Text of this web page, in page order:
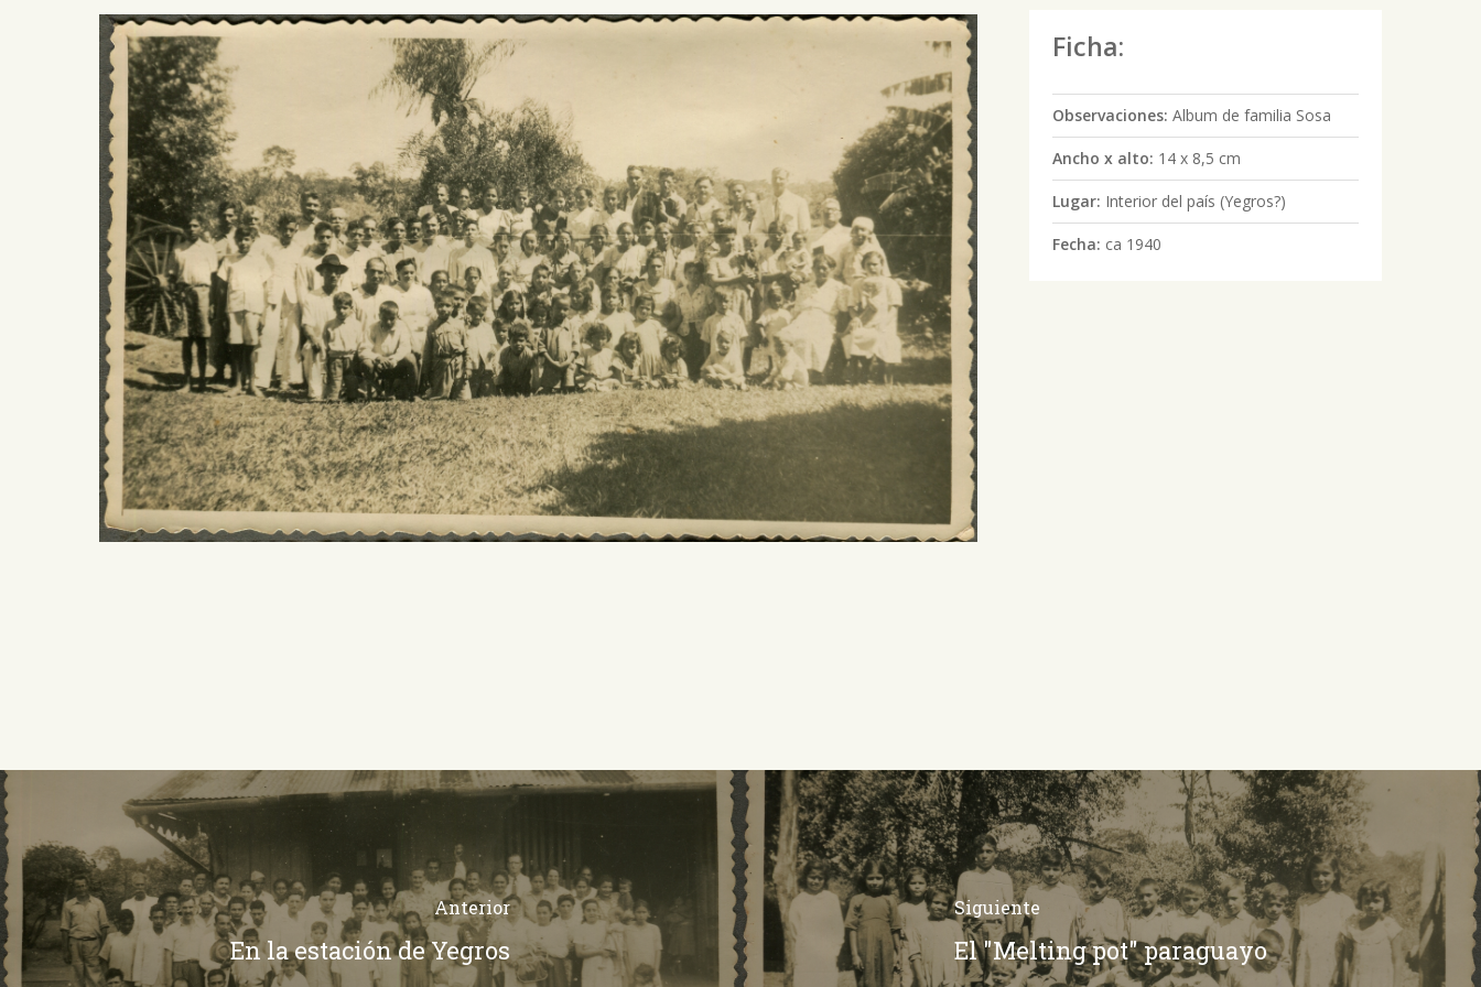
Ficha:
Observaciones: Album de familia Sosa
Ancho x alto: 14 x 8,5 cm
Lugar: Interior del país (Yegros?)
Fecha: ca 1940
Anterior
En la estación de Yegros
Siguiente
El "Melting pot" paraguayo